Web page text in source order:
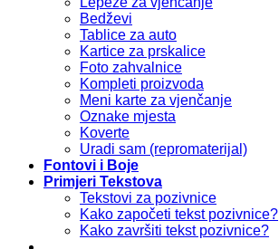
Bedževi
Tablice za auto
Kartice za prskalice
Foto zahvalnice
Kompleti proizvoda
Meni karte za vjenčanje
Oznake mjesta
Koverte
Uradi sam (repromaterijal)
Fontovi i Boje
Primjeri Tekstova
Tekstovi za pozivnice
Kako započeti tekst pozivnice?
Kako završiti tekst pozivnice?